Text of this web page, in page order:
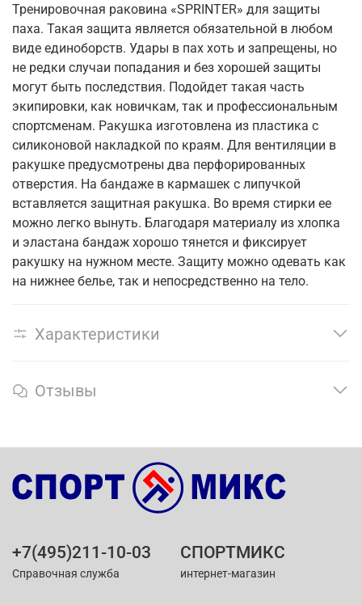
Тренировочная раковина «SPRINTER» для защиты
паха. Такая защита является обязательной в любом
виде единоборств. Удары в пах хоть и запрещены, но
не редки случаи попадания и без хорошей защиты
могут быть последствия. Подойдет такая часть
экипировки, как новичкам, так и профессиональным
спортсменам. Ракушка изготовлена из пластика с
силиконовой накладкой по краям. Для вентиляции в
ракушке предусмотрены два перфорированных
отверстия. На бандаже в кармашек с липучкой
вставляется защитная ракушка. Во время стирки ее
можно легко вынуть. Благодаря материалу из хлопка
и эластана бандаж хорошо тянется и фиксирует
ракушку на нужном месте. Защиту можно одевать как
на нижнее белье, так и непосредственно на тело.
Характеристики
Отзывы
+7(495)211-10-03
Справочная служба
СПОРТМИКС
интернет-магазин